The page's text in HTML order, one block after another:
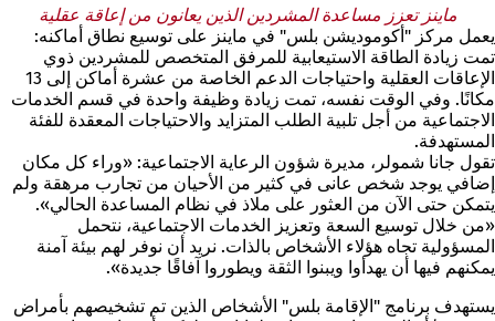
ماينز تعزز مساعدة المشردين الذين يعانون من إعاقة عقلية
يعمل مركز "أكوموديشن بلس" في ماينز على توسيع نطاق أماكنه:
تمت زيادة الطاقة الاستيعابية للمرفق المتخصص للمشردين ذوي
الإعاقات العقلية واحتياجات الدعم الخاصة من عشرة أماكن إلى 13
مكانًا. وفي الوقت نفسه، تمت زيادة وظيفة واحدة في قسم الخدمات
الاجتماعية من أجل تلبية الطلب المتزايد والاحتياجات المعقدة للفئة
المستهدفة.
تقول جانا شمولر، مديرة شؤون الرعاية الاجتماعية: «وراء كل مكان
إضافي يوجد شخص عانى في كثير من الأحيان من تجارب مرهقة ولم
يتمكن حتى الآن من العثور على ملاذ في نظام المساعدة الحالي».
«من خلال توسيع السعة وتعزيز الخدمات الاجتماعية، نتحمل
المسؤولية تجاه هؤلاء الأشخاص بالذات. نريد أن نوفر لهم بيئة آمنة
يمكنهم فيها أن يهدأوا ويبنوا الثقة ويطوروا آفاقًا جديدة».
يستهدف برنامج "الإقامة بلس" الأشخاص الذين تم تشخيصهم بأمراض